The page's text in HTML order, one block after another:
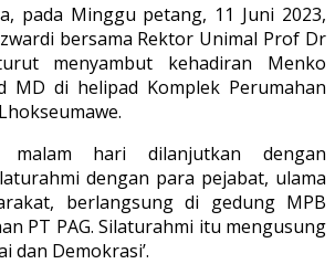
pada Minggu petang, 11 Juni 2023,
bersama Rektor Unimal Prof Dr
menyambut kehadiran Menko
MD di helipad Komplek Perumahan
malam hari dilanjutkan dengan
dengan para pejabat, ulama
berlangsung di gedung MPB
PT PAG. Silaturahmi itu mengusung
dan Demokrasi’.